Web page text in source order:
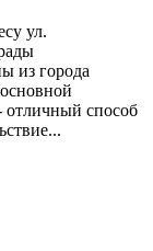
ул.
из города
способ